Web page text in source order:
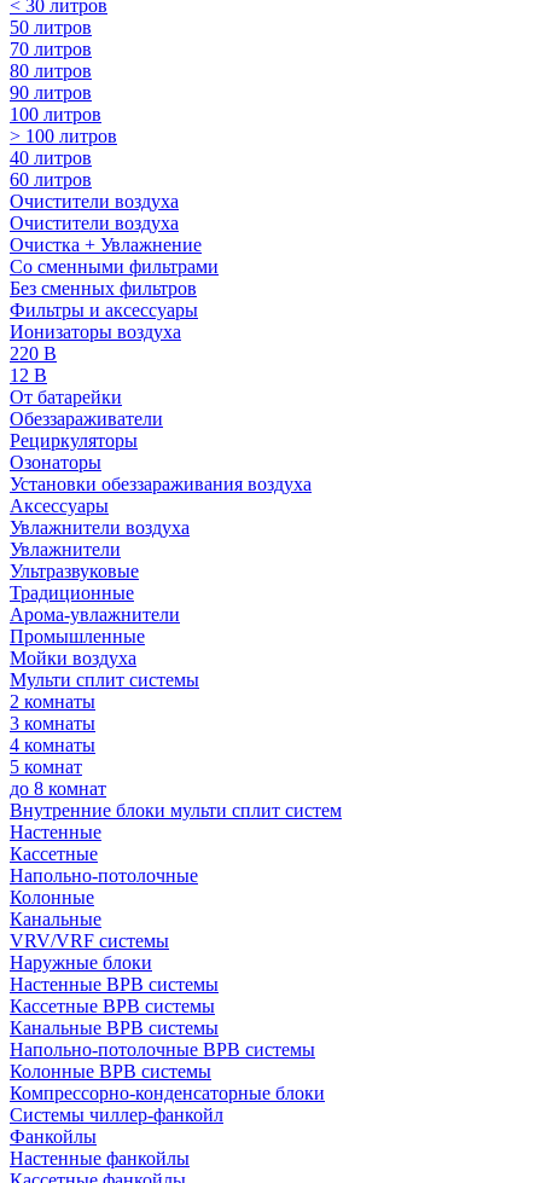
< 30 литров
50 литров
70 литров
80 литров
90 литров
100 литров
> 100 литров
40 литров
60 литров
Очистители воздуха
Очистители воздуха
Очистка + Увлажнение
Cо сменными фильтрами
Без сменных фильтров
Фильтры и аксессуары
Ионизаторы воздуха
220 В
12 В
От батарейки
Обеззараживатели
Рециркуляторы
Озонаторы
Установки обеззараживания воздуха
Аксессуары
Увлажнители воздуха
Увлажнители
Ультразвуковые
Традиционные
Арома-увлажнители
Промышленные
Мойки воздуха
Мульти сплит системы
2 комнаты
3 комнаты
4 комнаты
5 комнат
до 8 комнат
Внутренние блоки мульти сплит систем
Настенные
Кассетные
Напольно-потолочные
Колонные
Канальные
VRV/VRF системы
Наружные блоки
Настенные ВРВ системы
Кассетные ВРВ системы
Канальные ВРВ системы
Напольно-потолочные ВРВ системы
Колонные ВРВ системы
Компрессорно-конденсаторные блоки
Системы чиллер-фанкойл
Фанкойлы
Настенные фанкойлы